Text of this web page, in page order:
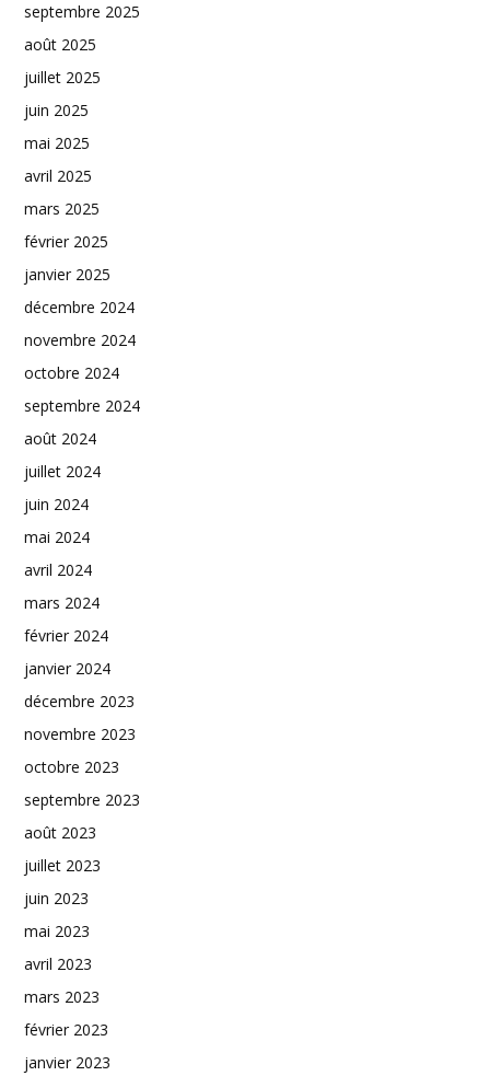
septembre 2025
août 2025
juillet 2025
juin 2025
mai 2025
avril 2025
mars 2025
février 2025
janvier 2025
décembre 2024
novembre 2024
octobre 2024
septembre 2024
août 2024
juillet 2024
juin 2024
mai 2024
avril 2024
mars 2024
février 2024
janvier 2024
décembre 2023
novembre 2023
octobre 2023
septembre 2023
août 2023
juillet 2023
juin 2023
mai 2023
avril 2023
mars 2023
février 2023
janvier 2023